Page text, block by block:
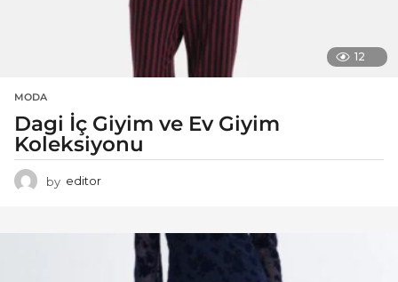
12
MODA
Dagi İç Giyim ve Ev Giyim
Koleksiyonu
by editor